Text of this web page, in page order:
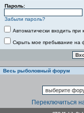
Пароль:
Забыли пароль?
Автоматически входить
Скрыть мое пребывание на
Весь рыболовный форум
Переключиться